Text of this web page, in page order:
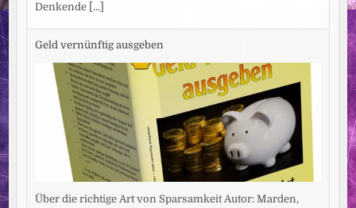
Denkende [...]
Geld vernünftig ausgeben
Über die richtige Art von Sparsamkeit Autor: Marden,